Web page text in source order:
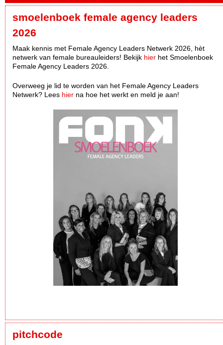
smoelenboek female agency leaders
2026
Maak kennis met Female Agency Leaders Netwerk 2026, hèt
netwerk van female bureauleiders! Bekijk hier het Smoelenboek
Female Agency Leaders 2026.
Overweeg je lid te worden van het Female Agency Leaders
Netwerk? Lees hier na hoe het werkt en meld je aan!
pitchcode